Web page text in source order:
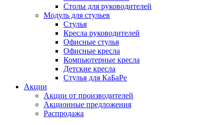
Столы для руководителей
Модуль для стульев
Стулья
Кресла руководителей
Офисные стулья
Офисные кресла
Компьютерные кресла
Детские кресла
Стулья для КаБаРе
Акции
Акции от производителей
Акционные предложения
Распродажа